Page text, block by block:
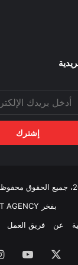
بفخر T AGENCY
عن فريق العمل